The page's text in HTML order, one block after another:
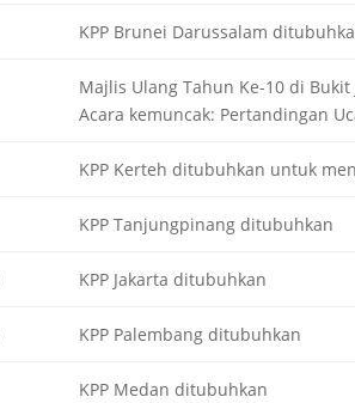
KPP Brunei Darussalam
Majlis Ulang Tahun Ke-10 di
Acara kemuncak: Pertandingan
KPP Kerteh ditubuhkan untuk
KPP Tanjungpinang ditubuhkan
KPP Jakarta ditubuhkan
KPP Palembang ditubuhkan
KPP Medan ditubuhkan